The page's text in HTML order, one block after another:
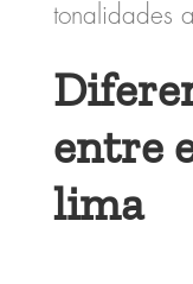
tonalidades
entre
lima